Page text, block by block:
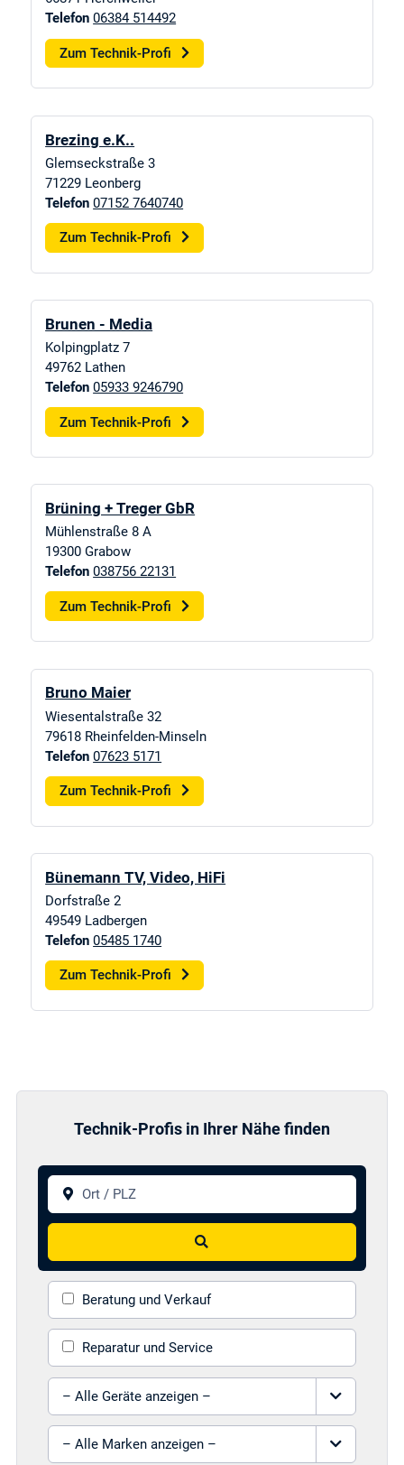
Telefon 06384 514492
Zum Technik-Profi
Brezing e.K..
Glemseckstraße 3
71229 Leonberg
Telefon 07152 7640740
Zum Technik-Profi
Brunen - Media
Kolpingplatz 7
49762 Lathen
Telefon 05933 9246790
Zum Technik-Profi
Brüning + Treger GbR
Mühlenstraße 8 A
19300 Grabow
Telefon 038756 22131
Zum Technik-Profi
Bruno Maier
Wiesentalstraße 32
79618 Rheinfelden-Minseln
Telefon 07623 5171
Zum Technik-Profi
Bünemann TV, Video, HiFi
Dorfstraße 2
49549 Ladbergen
Telefon 05485 1740
Zum Technik-Profi
Technik-Profis in Ihrer Nähe finden
Ort / PLZ
Suchen
Beratung und Verkauf
Reparatur und Service
Gerät auswählen
Marke auswählen